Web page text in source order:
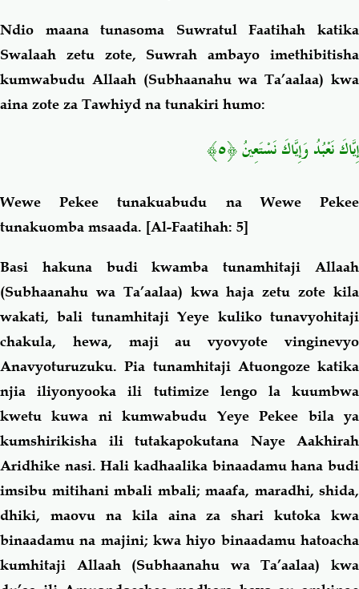
Ndio maana tunasoma Suwratul Faatihah katika
Swalaah zetu zote, Suwrah ambayo imethibitisha
kumwabudu Allaah (Subhaanahu wa Ta’aalaa) kwa
aina zote za Tawhiyd na tunakiri humo:
إِيَّاكَ نَعْبُدُ وَإِيَّاكَ نَسْتَعِينُ ﴿٥﴾
Wewe Pekee tunakuabudu na Wewe Pekee
tunakuomba msaada. [Al-Faatihah: 5]
Basi hakuna budi kwamba tunamhitaji Allaah
(Subhaanahu wa Ta’aalaa) kwa haja zetu zote kila
wakati, bali tunamhitaji Yeye kuliko tunavyohitaji
chakula, hewa, maji au vyovyote vinginevyo
Anavyoturuzuku. Pia tunamhitaji Atuongoze katika
njia iliyonyooka ili tutimize lengo la kuumbwa
kwetu kuwa ni kumwabudu Yeye Pekee bila ya
kumshirikisha ili tutakapokutana Naye Aakhirah
Aridhike nasi. Hali kadhaalika binaadamu hana budi
imsibu mitihani mbali mbali; maafa, maradhi, shida,
dhiki, maovu na kila aina za shari kutoka kwa
binaadamu na majini; kwa hiyo binaadamu hatoacha
kumhitaji Allaah (Subhaanahu wa Ta’aalaa) kwa